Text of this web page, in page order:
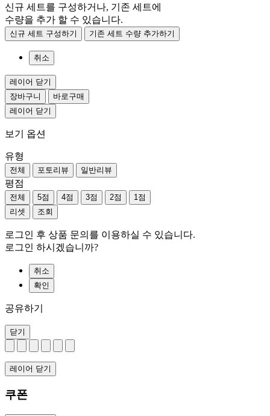
신규 세트를 구성하거나, 기존 세트에
수량을 추가 할 수 있습니다.
신규 세트 구성하기 기존 세트 수량 추가하기
취소
레이어 닫기
장바구니
바로구매
레이어 닫기
보기 옵션
유형
전체 포토리뷰 일반리뷰
평점
전체 5점 4점 3점 2점
1점
리셋
조회
로그인 후 상품 문의를 이용하실 수 있습니다.
로그인 하시겠습니까?
취소
확인
공유하기
닫기
레이어 닫기
쿠폰